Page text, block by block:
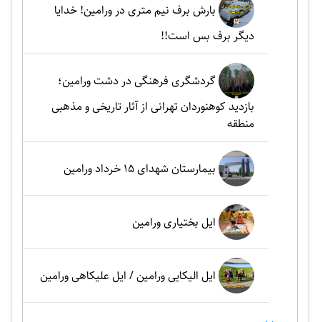
بارش برف نیم متری در ورامین! خدایا
دیگر برف بس است!!
گردشگری فرهنگی در دشت ورامین؛
بازدید کوهنوردان تهرانی از آثار تاریخی و مذهبی
منطقه
بیمارستان شهدای 15 خرداد ورامین
ایل بختیاری ورامین
ایل الیکایی ورامین / ایل علیکاهی ورامین